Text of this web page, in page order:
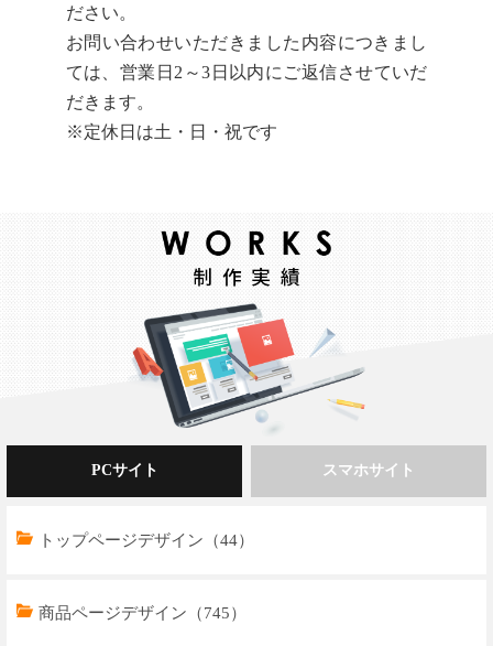
ださい。
お問い合わせいただきました内容につきまし
ては、営業日2～3日以内にご返信させていだ
だきます。
※定休日は土・日・祝です
PCサイト
トップページデザイン（44）
商品ページデザイン（745）
スマホサイト